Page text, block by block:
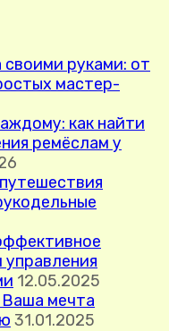
руками: от
мастер-
как найти
ремёслам у
12.05.2025
мечта
31.01.2025